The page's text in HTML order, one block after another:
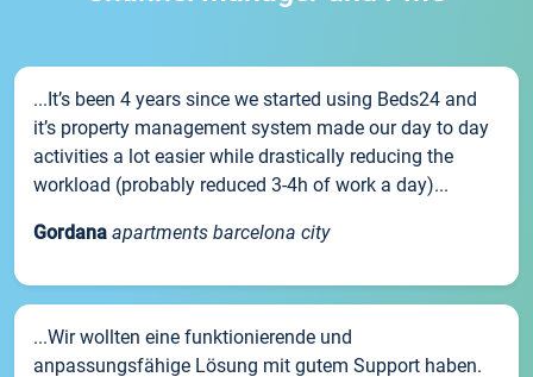
...It’s been 4 years since we started using Beds24 and
it’s property management system made our day to day
activities a lot easier while drastically reducing the
workload (probably reduced 3-4h of work a day)...
Gordana apartments barcelona city
...Wir wollten eine funktionierende und
anpassungsfähige Lösung mit gutem Support haben.